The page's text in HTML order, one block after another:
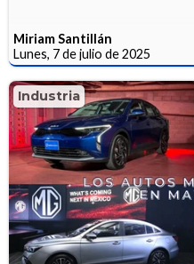
Miriam Santillán
Lunes, 7 de julio de 2025
Industria